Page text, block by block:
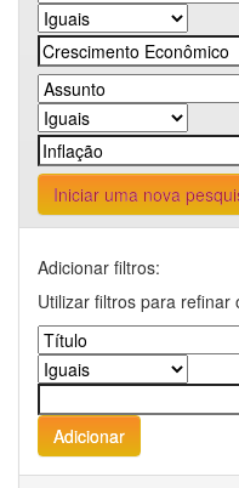
Iniciar uma nova
Adicionar filtros:
Utilizar filtros para